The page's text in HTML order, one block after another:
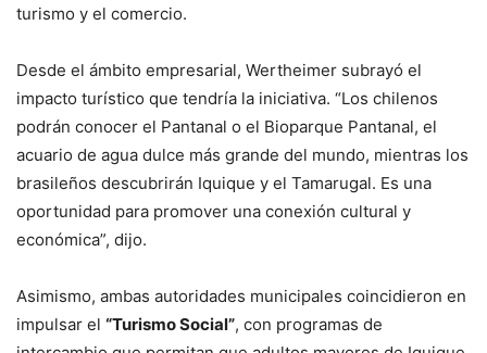
turismo y el comercio.
Desde el ámbito empresarial, Wertheimer subrayó el
impacto turístico que tendría la iniciativa. “Los chilenos
podrán conocer el Pantanal o el Bioparque Pantanal, el
acuario de agua dulce más grande del mundo, mientras los
brasileños descubrirán Iquique y el Tamarugal. Es una
oportunidad para promover una conexión cultural y
económica”, dijo.
Asimismo, ambas autoridades municipales coincidieron en
impulsar el “Turismo Social”, con programas de